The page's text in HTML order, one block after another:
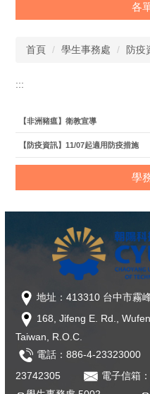
各
校安暨軍訓室
原住民族學生資源中心
衛生保健組
服務學習組
學生發展中心
特殊教育資源中心
住宿服務組
體育室
首頁 學生事務處 防疫
:::
【非洲豬瘟】衛教宣導
【防疫資訊】11/07起適用防疫措施
學
學務榮譽榜
「夢．啟航．翻轉人生」完
近期社團活動公告
表格下載
學務活動時間
地址：413310 台中市霧
168, Jifeng E. Rd.,
Taiwan, R.O.C.
電話：886-4-23323000
23742305
電子信箱